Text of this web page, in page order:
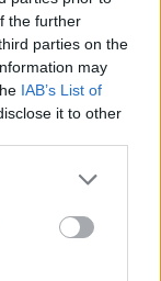
the further
parties on the
may
IAB’s List of
it to other
Newsκαι
Instagram